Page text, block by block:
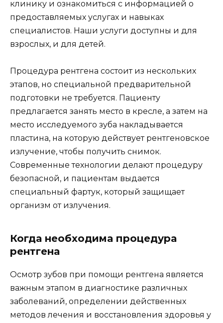
клинику и ознакомиться с информацией о
предоставляемых услугах и навыках
специалистов. Наши услуги доступны и для
взрослых, и для детей.
Процедура рентгена состоит из нескольких
этапов, но специальной предварительной
подготовки не требуется. Пациенту
предлагается занять место в кресле, а затем на
место исследуемого зуба накладывается
пластина, на которую действует рентгеновское
излучение, чтобы получить снимок.
Современные технологии делают процедуру
безопасной, и пациентам выдается
специальный фартук, который защищает
организм от излучения.
Когда необходима процедура
рентгена
Осмотр зубов при помощи рентгена является
важным этапом в диагностике различных
заболеваний, определении действенных
методов лечения и восстановления здоровья у